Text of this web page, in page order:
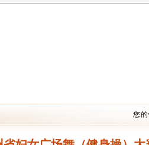
您的